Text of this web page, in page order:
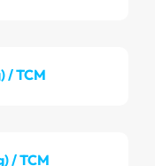
/ TCM
/ TCM